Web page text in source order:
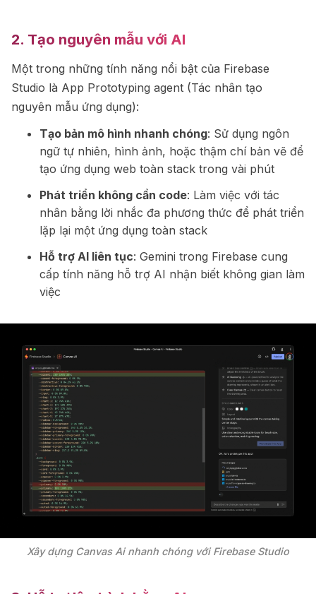
2. Tạo nguyên mẫu với AI
Một trong những tính năng nổi bật của Firebase
Studio là App Prototyping agent (Tác nhân tạo
nguyên mẫu ứng dụng):
Tạo bản mô hình nhanh chóng: Sử dụng ngôn
ngữ tự nhiên, hình ảnh, hoặc thậm chí bản vẽ để
tạo ứng dụng web toàn stack trong vài phút
Phát triển không cần code: Làm việc với tác
nhân bằng lời nhắc đa phương thức để phát triển
lặp lại một ứng dụng toàn stack
Hỗ trợ AI liên tục: Gemini trong Firebase cung
cấp tính năng hỗ trợ AI nhận biết không gian làm
việc
Xây dựng Canvas Ai nhanh chóng với Firebase Studio